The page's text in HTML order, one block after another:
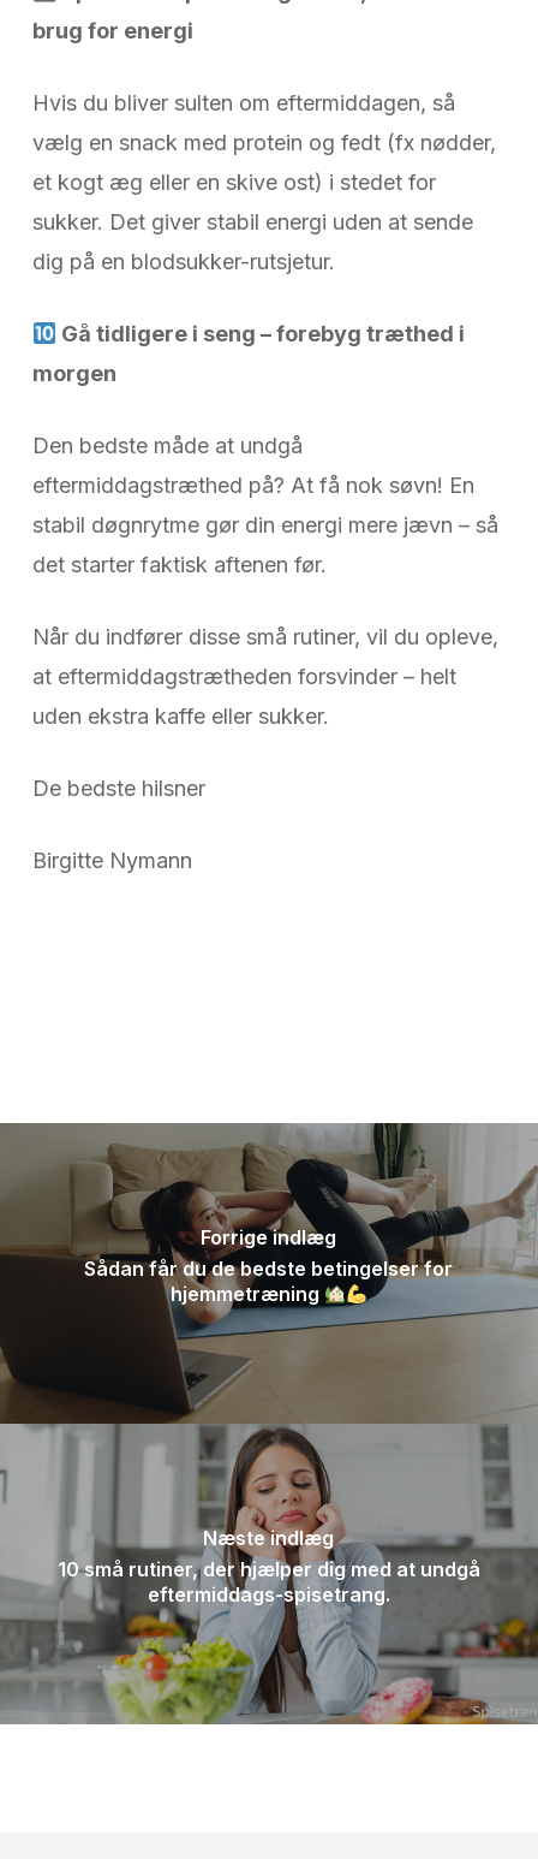
brug for energi
Hvis du bliver sulten om eftermiddagen, så
vælg en snack med protein og fedt (fx nødder,
et kogt æg eller en skive ost) i stedet for
sukker. Det giver stabil energi uden at sende
dig på en blodsukker-rutsjetur.
Gå tidligere i seng – forebyg træthed i
morgen
Den bedste måde at undgå
eftermiddagstræthed på? At få nok søvn! En
stabil døgnrytme gør din energi mere jævn – så
det starter faktisk aftenen før.
Når du indfører disse små rutiner, vil du opleve,
at eftermiddagstrætheden forsvinder – helt
uden ekstra kaffe eller sukker.
De bedste hilsner
Birgitte Nymann
Forrige indlæg
Sådan får du de bedste betingelser for
hjemmetræning
Næste indlæg
10 små rutiner, der hjælper dig med at undgå
eftermiddags-spisetrang.